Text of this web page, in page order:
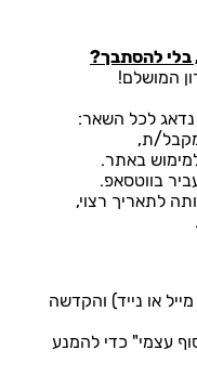
בלי להסתבך?
המושלם!
נדאג לכל השאר:
ת,
באתר.
בווטסאפ.
לתאריך רצוי,
או נייד) והקדשה
עצמי" כדי להמנע